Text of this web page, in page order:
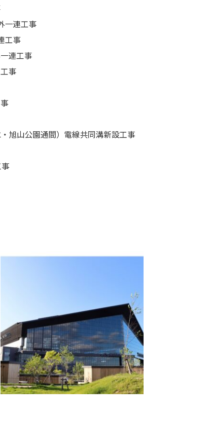
一連工事
工事
連工事
事
旭山公園通間）電線共同溝新設工事